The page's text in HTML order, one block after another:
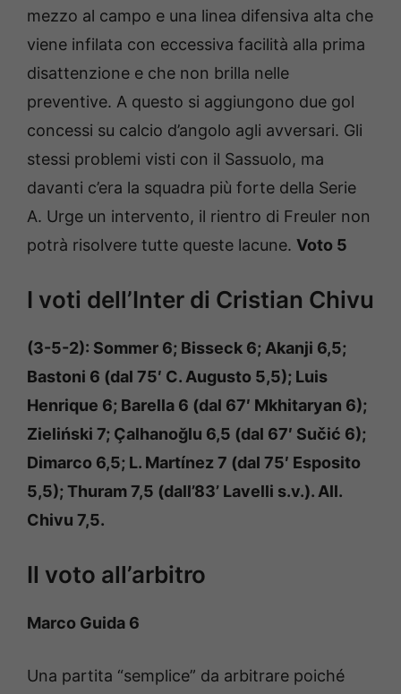
mezzo al campo e una linea difensiva alta che
viene infilata con eccessiva facilità alla prima
disattenzione e che non brilla nelle
preventive. A questo si aggiungono due gol
concessi su calcio d’angolo agli avversari. Gli
stessi problemi visti con il Sassuolo, ma
davanti c’era la squadra più forte della Serie
A. Urge un intervento, il rientro di Freuler non
potrà risolvere tutte queste lacune. Voto 5
I voti dell’Inter di Cristian Chivu
(3-5-2): Sommer 6; Bisseck 6; Akanji 6,5;
Bastoni 6 (dal 75′ C. Augusto 5,5); Luis
Henrique 6; Barella 6 (dal 67′ Mkhitaryan 6);
Zieliński 7; Çalhanoğlu 6,5 (dal 67′ Sučić 6);
Dimarco 6,5; L. Martínez 7 (dal 75′ Esposito
5,5); Thuram 7,5 (dall’83’ Lavelli s.v.). All.
Chivu 7,5.
Il voto all’arbitro
Marco Guida 6
Una partita “semplice” da arbitrare poiché